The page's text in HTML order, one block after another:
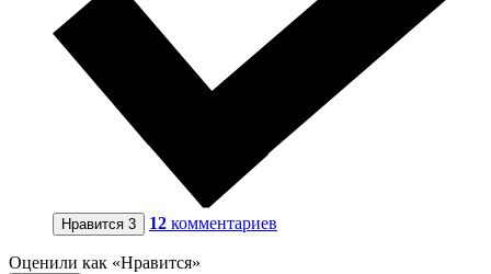
Нравится 3 12 комментариев
Оценили как «Нравится»